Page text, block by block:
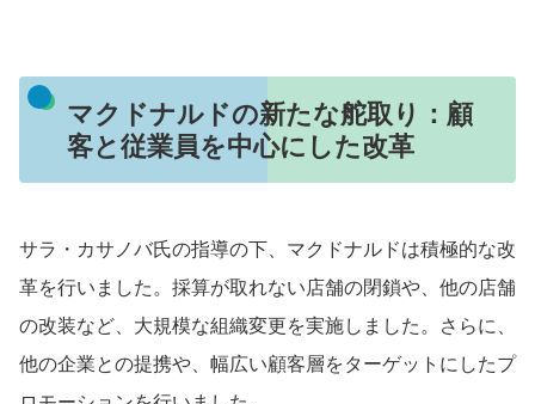
マクドナルドの新たな舵取り：顧
客と従業員を中心にした改革
サラ・カサノバ氏の指導の下、マクドナルドは積極的な改
革を行いました。採算が取れない店舗の閉鎖や、他の店舗
の改装など、大規模な組織変更を実施しました。さらに、
他の企業との提携や、幅広い顧客層をターゲットにしたプ